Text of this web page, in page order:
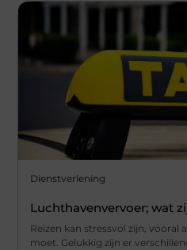
Dienstverlening
Luchthavenvervoer; wat
Reizen kan stressvol zijn, vooral
moet. Gelukkig zijn er